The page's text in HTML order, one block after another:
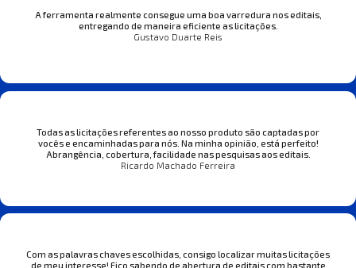
A ferramenta realmente consegue uma boa varredura nos editais,
entregando de maneira eficiente as licitações.
Gustavo Duarte Reis
Todas as licitações referentes ao nosso produto são captadas por
vocês e encaminhadas para nós. Na minha opinião, está perfeito!
Abrangência, cobertura, facilidade nas pesquisas aos editais.
Ricardo Machado Ferreira
Com as palavras chaves escolhidas, consigo localizar muitas licitações
de meu interesse! Fico sabendo de abertura de editais com bastante